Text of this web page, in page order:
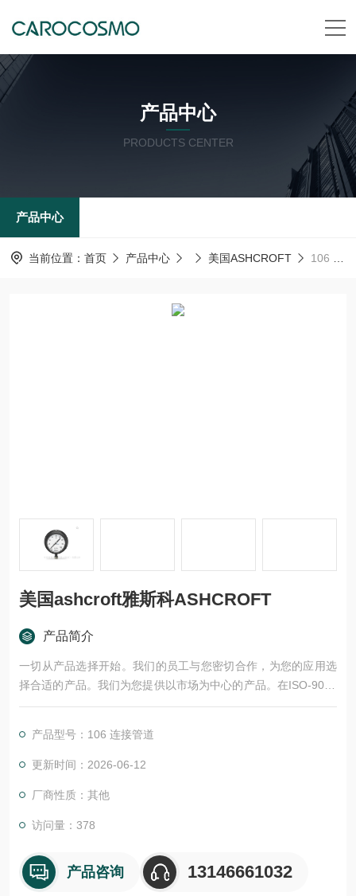
产品中心
PRODUCTS CENTER
产品中心
当前位置： 首页 产品中心 美国ASHCROFT 106 连接管道美国ashcroft雅斯科ASHCROFT
美国ashcroft雅斯科ASHCROFT
产品简介
一切从产品选择开始。我们的员工与您密切合作，为您的应用选
择合适的产品。我们为您提供以市场为中心的产品。在ISO-9001
认证的生产基地生产的产品，经过严格的测试和批准程序的验
您提供帮助。我们还为您提供工具来*您的项目:
尾流频率计算器 （WFC）美国ASHCROFT雅斯科美国ashcroft
产品型号：106 连接管道
更新时间：2026-06-12
厂商性质：其他
访问量：378
产品咨询 13146661032